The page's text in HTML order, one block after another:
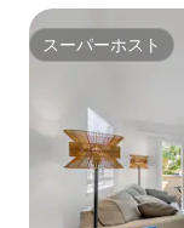
スーパーホスト
スーパーホスト